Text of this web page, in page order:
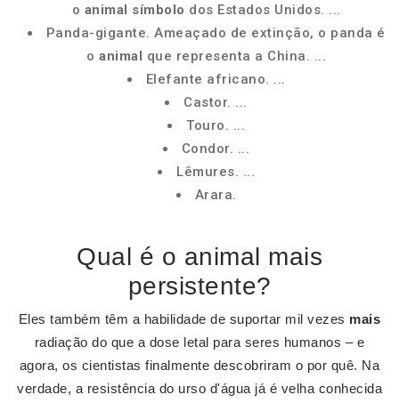
o animal símbolo dos Estados Unidos. ...
Panda-gigante. Ameaçado de extinção, o panda é
o animal que representa a China. ...
Elefante africano. ...
Castor. ...
Touro. ...
Condor. ...
Lêmures. ...
Arara.
Qual é o animal mais
persistente?
Eles também têm a habilidade de suportar mil vezes mais
radiação do que a dose letal para seres humanos – e
agora, os cientistas finalmente descobriram o por quê. Na
verdade, a resistência do urso d'água já é velha conhecida